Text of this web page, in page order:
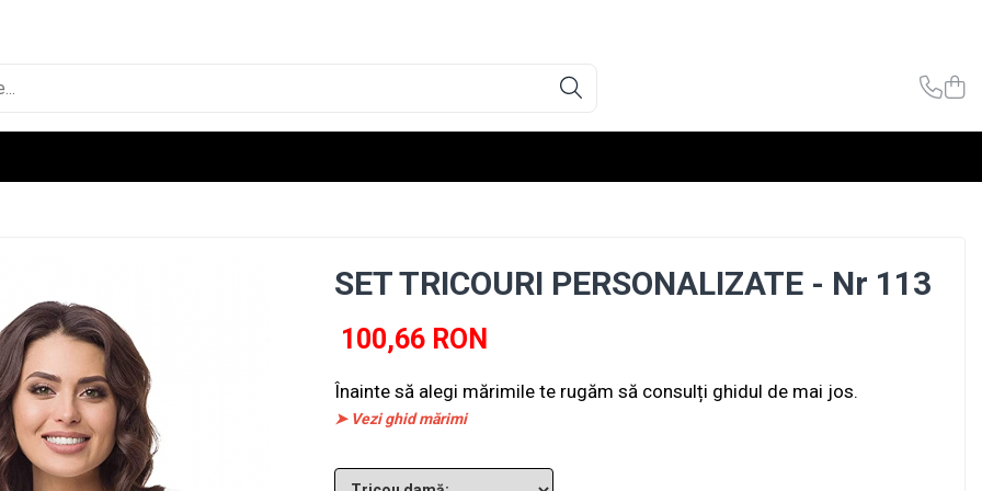
SET TRICOURI PERSONALIZATE - Nr 113
100,66 RON
Înainte să alegi mărimile te rugăm să consulți ghidul de mai jos.
➤ Vezi ghid mărimi